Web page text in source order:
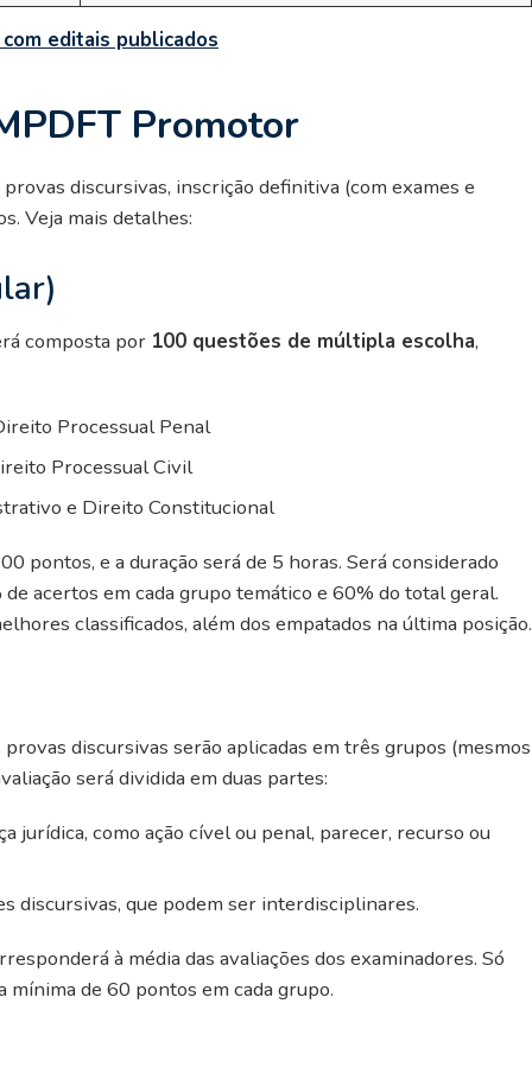
editais publicados
Promotor
discursivas, inscrição definitiva (com exames e
Veja mais detalhes:
composta por 100 questões de múltipla escolha,
Processual Penal
Processual Civil
e Direito Constitucional
pontos, e a duração será de 5 horas. Será considerado
acertos em cada grupo temático e 60% do total geral.
classificados, além dos empatados na última posição.
discursivas serão aplicadas em três grupos (mesmos
será dividida em duas partes:
jurídica, como ação cível ou penal, parecer, recurso ou
discursivas, que podem ser interdisciplinares.
à média das avaliações dos examinadores. Só
de 60 pontos em cada grupo.